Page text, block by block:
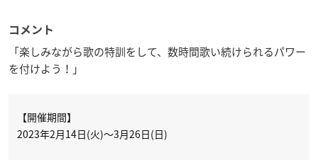
コメント
「楽しみながら歌の特訓をして、数時間歌い続けられるパワー
を付けよう！」
【開催期間】
2023年2月14日(火)～3月26日(日)